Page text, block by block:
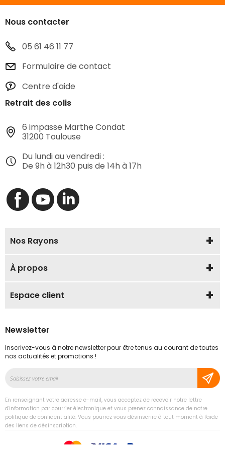
Nous contacter
05 61 46 11 77
Formulaire de contact
Centre d'aide
Retrait des colis
6 impasse Marthe Condat
31200 Toulouse
Du lundi au vendredi :
De 9h à 12h30 puis de 14h à 17h
Nos Rayons
À propos
Espace client
Newsletter
Inscrivez-vous à notre newsletter pour être tenus au courant de toutes
nos actualités et promotions !
notre
lettre
d’information
:
En renseignant votre adresse e-mail, vous acceptez de recevoir notre lettre
d'information par courrier électronique et vous prenez connaissance de notre
politique de confidentialité. Vous pourrez vous désinscrire à tout moment à l'aide
des liens de désinscription.